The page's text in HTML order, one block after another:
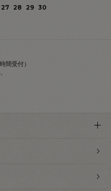
27 28 29 30
間受付）